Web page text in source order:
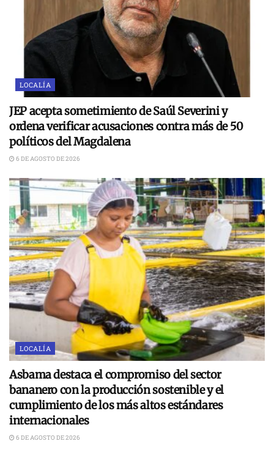
LOCALÍA
JEP acepta sometimiento de Saúl Severini y
ordena verificar acusaciones contra más de 50
políticos del Magdalena
6 DE AGOSTO DE 2026
LOCALÍA
Asbama destaca el compromiso del sector
bananero con la producción sostenible y el
cumplimiento de los más altos estándares
internacionales
6 DE AGOSTO DE 2026